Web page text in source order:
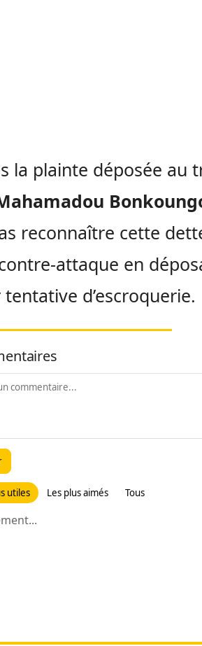
la plainte déposée au
reconnaître cette
attaque en
d’escroquerie.
utiles Les plus aimés Tous